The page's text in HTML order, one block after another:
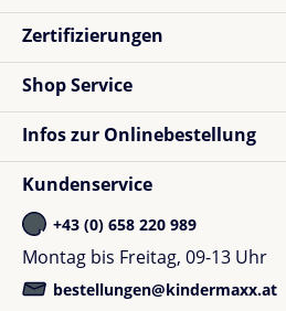
Zertifizierungen
Shop Service
Infos zur Onlinebestellung
Kundenservice
+43 (0) 658 220 989
Montag bis Freitag, 09-13 Uhr
bestellungen@kindermaxx.at